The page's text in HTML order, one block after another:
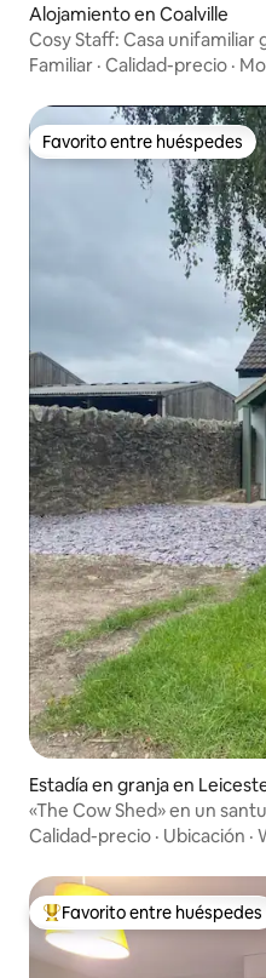
Alojamiento en Coalville
Cosy Staff: Casa
Familiar · Calidad-precio ·
Favorito entre huéspedes
Favorito entre huéspedes
Estadía en granja en
«The Cow Shed» en un
Calidad-precio · Ubicación ·
Favorito entre huéspedes
Favorito entre huéspedes